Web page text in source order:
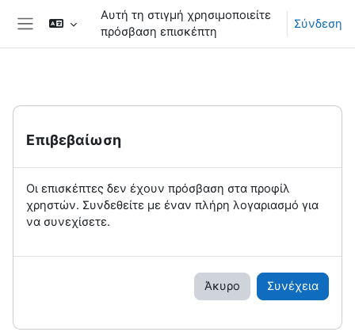
Μετάβαση στο κεντρικό περιεχόμενο
Πλευρικός πίνακας
Αυτή τη στιγμή χρησιμοποιείτε
πρόσβαση επισκέπτη
Σύνδεση
Επιβεβαίωση
Οι επισκέπτες δεν έχουν πρόσβαση στα προφίλ
χρηστών. Συνδεθείτε με έναν πλήρη λογαριασμό για
να συνεχίσετε.
Άκυρο Συνέχεια